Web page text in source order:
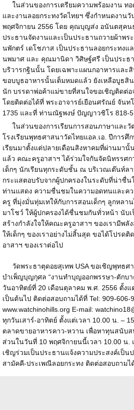
ในส่วนของการเตรียมความพร้อมงาน ท
และงานลอยกระทงวัดไทยฯ ซึ่งกำหนดงานวั
พฤศจิกายน 2556 โดย คุณบุญส่ง อนันตสุคน
ประธานจัดงานและเป็นประธานถวายผ้าพร
นพักตร์ เดโชภาส เป็นประธานลอยกระทงแ
นพมาศ และ คุณมานิดา วิศิษฐ์ศรี เป็นประธ
บริวารกฐินนั้น โดยเฉพาะแผนกอาหารและ
ขอบบูธอาหารนั้นเต็มหมดแล้ว ยังเหลือบูธสิ
นัก บรรดาพ่อค้าแม่ขายที่สนใจขอเชิญติดต่อ
โดยติดต่อได้ที่ พระอาจารย์เยือนศรัณย์ จันท
1735 และที่ ท่านณัฐพงษ์ ปัญญาวชิโร 818-
ในส่วนของการเรียนการสอนภาษาและ
โรงเรียนพุทธศาสนาวัดไทยแอล.เอ. ปีการศึ
เรียนมาตั้งแต่ปลายเดือนสิงหาคมที่ผ่านมานั้
แล้ว คณะครูอาสาฯ ได้ร่วมใจกันจัดนิทรรศก
เด็กๆ นักเรียนทุกระดับชั้น ณ บริเวณเต๊นท์ล
กระแสตอบรับจากผู้ปกครองในระดับที่น่าชื่น
ท่านแสดง ความชื่นชมในความอดทนและค
ครู ที่มุ่งมั่นทุ่มเทให้กับการสอนเด็กๆ ลูกหลา
มาโชว์ ให้ผู้ปกครองได้ชื่นชมกันทั่วหน้า นับเ
สร้างกำลังใจให้คณะครูอาสาฯ ของเรามีพลั
ให้เด็กๆ ของเราอย่างไม่สิ้นสุด ขอได้โปรดติ
อาสาฯ ของเราต่อไป
วัดพระธาตุดอยสุเทพ USA ขอเชิญพุทธ
บำเพ็ญบุญกุศล “งานทำบุญออกพรรษา-ตักบา
วันอาทิตย์ที่ 20 เดือนตุลาคม พ.ศ. 2556 ตั้งแ
เป็นต้นไป ติดต่อสอบถามได้ที่ Tel: 909-606-
www.watchinohills.org E-mail:
ทุกวันเสาร์-อาทิตย์ ตั้งแต่เวลา 10.00 น. –
ตลาดขายอาหารคาว-หวาน เพื่อหาทุนสนับ
ส่วนในวันที่ 10 พฤศจิกายนนี้เวลา 10.00 น.
เชิญร่วมเป็นประธานแจ้งความประสงค์เป็น
สามัคคี-ประเพณีลอยกระทง ติดต่อสอบถาม